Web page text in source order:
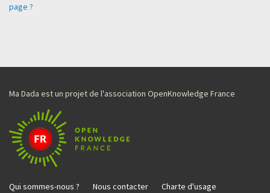
page ?
Ma Dada est un projet de l'association OpenKnowledge France
Qui sommes-nous ? Nous contacter Charte d'usage